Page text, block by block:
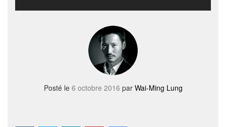
Posté le 6 octobre 2016 par Wai-Ming Lung